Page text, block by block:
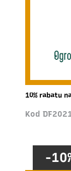
10% rabatu
Kod
-